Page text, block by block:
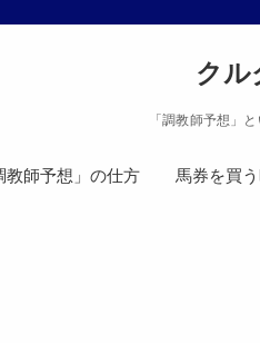
クル
「調教師予想」
教師予想」の仕方 馬券を買